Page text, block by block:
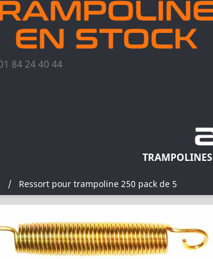
84 24 40 44
TRAMPOLINES
Ressort pour trampoline 250 pack de 5